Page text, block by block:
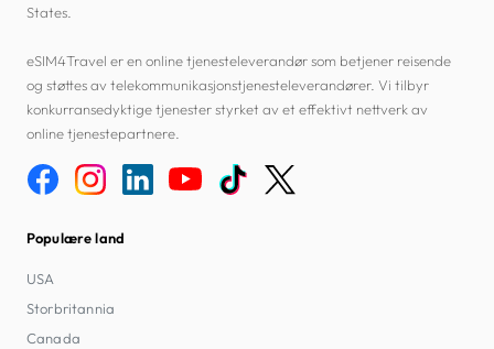
States.
eSIM4Travel er en online tjenesteleverandør som betjener reisende
og støttes av telekommunikasjonstjenesteleverandører. Vi tilbyr
konkurransedyktige tjenester styrket av et effektivt nettverk av
online tjenestepartnere.
Populære land
USA
Storbritannia
Canada